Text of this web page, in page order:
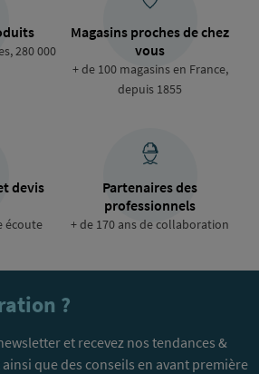
280 000
Magasins proches de chez
vous
+ de 100 magasins en France,
depuis 1855
devis
écoute
Partenaires des
professionnels
+ de 170 ans de collaboration
?
et recevez nos tendances &
que des conseils en avant première